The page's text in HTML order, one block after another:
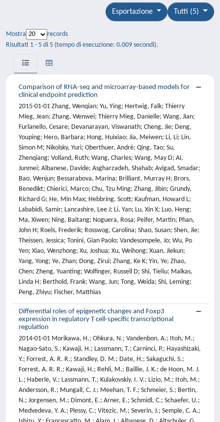
Tutti (5)
Esportazione
Mostra
records
Risultati 1 - 5 di 5 (tempo di esecuzione: 0.009 secondi).
Comparison of RNA-seq and microarray-based models for
clinical endpoint prediction
2015-01-01 Zhang, Wenqian; Yu, Ying; Hertwig, Falk; Thierry
Mieg, Jean; Zhang, Wenwei; Thierry Mieg, Danielle; Wang, Jian;
Furlanello, Cesare; Devanarayan, Viswanath; Cheng, Jie; Deng,
Youping; Hero, Barbara; Hong, Huixiao; Jia, Meiwen; Li, Li; Lin,
Simon M; Nikolsky, Yuri; Oberthuer, André; Qing, Tao; Su,
Zhenqiang; Volland, Ruth; Wang, Charles; Wang, May D; Ai,
Junmei; Albanese, Davide; Asgharzadeh, Shahab; Avigad, Smadar;
Bao, Wenjun; Bessarabova, Marina; Brilliant, Murray H; Brors,
Benedikt; Chierici, Marco; Chu, Tzu Ming; Zhang, Jibin; Grundy,
Richard G; He, Min Max; Hebbring, Scott; Kaufman, Howard L;
Lababidi, Samir; Lancashire, Lee J; Li, Yan; Lu, Xin X; Luo, Heng;
Ma, Xiwen; Ning, Baitang; Noguera, Rosa; Peifer, Martin; Phan,
John H; Roels, Frederik; Rosswog, Carolina; Shao, Susan; Shen, Jie;
Theissen, Jessica; Tonini, Gian Paolo; Vandesompele, Jo; Wu, Po
Yen; Xiao, Wenzhong; Xu, Joshua; Xu, Weihong; Xuan, Jiekun;
Yang, Yong; Ye, Zhan; Dong, Zirui; Zhang, Ke K; Yin, Ye; Zhao,
Chen; Zheng, Yuanting; Wolfinger, Russell D; Shi, Tieliu; Malkas,
Linda H; Berthold, Frank; Wang, Jun; Tong, Weida; Shi, Leming;
Peng, Zhiyu; Fischer, Matthias
Differential roles of epigenetic changes and Foxp3
expression in regulatory T cell-specific transcriptional
regulation
2014-01-01 Morikawa, H.; Ohkura, N.; Vandenbon, A.; Itoh, M.;
Nagao-Sato, S.; Kawaji, H.; Lassmann, T.; Carninci, P.; Hayashizaki,
Y.; Forrest, A. R. R.; Standley, D. M.; Date, H.; Sakaguchi, S.;
Forrest, A. R. R.; Kawaji, H.; Rehli, M.; Baillie, J. K.; de Hoon, M. J.
L.; Haberle, V.; Lassmann, T.; Kulakovskiy, I. V.; Lizio, M.; Itoh, M.;
Andersson, R.; Mungall, C. J.; Meehan, T. F.; Schmeier, S.; Bertin,
N.; Jorgensen, M.; Dimont, E.; Arner, E.; Schmidl, C.; Schaefer, U.;
Medvedeva, Y. A.; Plessy, C.; Vitezic, M.; Severin, J.; Semple, C. A.;